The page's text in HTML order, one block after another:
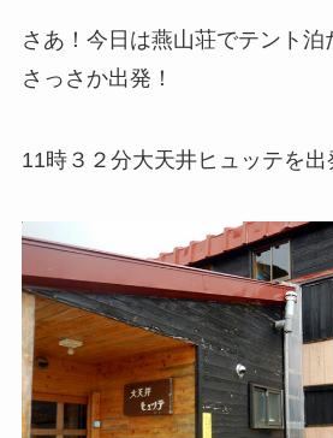
さあ！今日は燕山荘でテント泊
さっさか出発！
11時３２分大天井ヒュッテを出